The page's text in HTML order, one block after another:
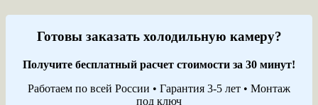
Готовы заказать холодильную камеру?
Получите бесплатный расчет стоимости за 30 минут!
Работаем по всей России • Гарантия 3-5 лет • Монтаж
под ключ